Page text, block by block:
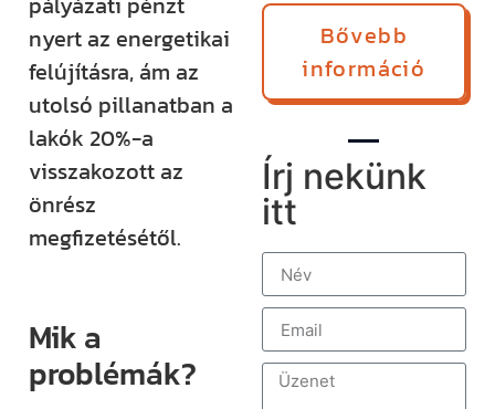
nyert az energetikai
felújításra, ám az
utolsó pillanatban a
lakók 20%-a
visszakozott az
önrész
megfizetésétől.
Mik a
problémák?
Bővebb
információ
Írj nekünk
itt